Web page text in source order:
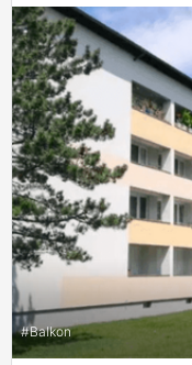
#Balkon